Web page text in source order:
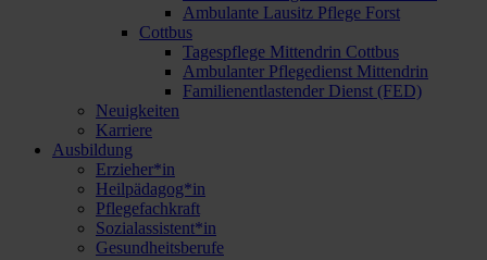
Ambulante Lausitz Pflege Forst
Cottbus
Tagespflege Mittendrin Cottbus
Ambulanter Pflegedienst Mittendrin
Familienentlastender Dienst (FED)
Neuigkeiten
Karriere
Ausbildung
Erzieher*in
Heilpädagog*in
Pflegefachkraft
Sozialassistent*in
Gesundheitsberufe